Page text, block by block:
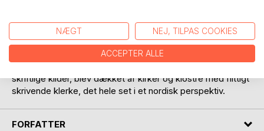
Fortællingen om dronning Edel og hendes store familie er
også en fortælling om hvordan det tidlige Europa, hærget
af interne og eksterne røverbander og næsten uden
skriftlige kilder, blev dækket af kirker og klostre med flittigt
skrivende klerke, det hele set i et nordisk perspektiv.
FORFATTER
NÆGT NEJ, TILPAS COOKIES
ACCEPTER ALLE